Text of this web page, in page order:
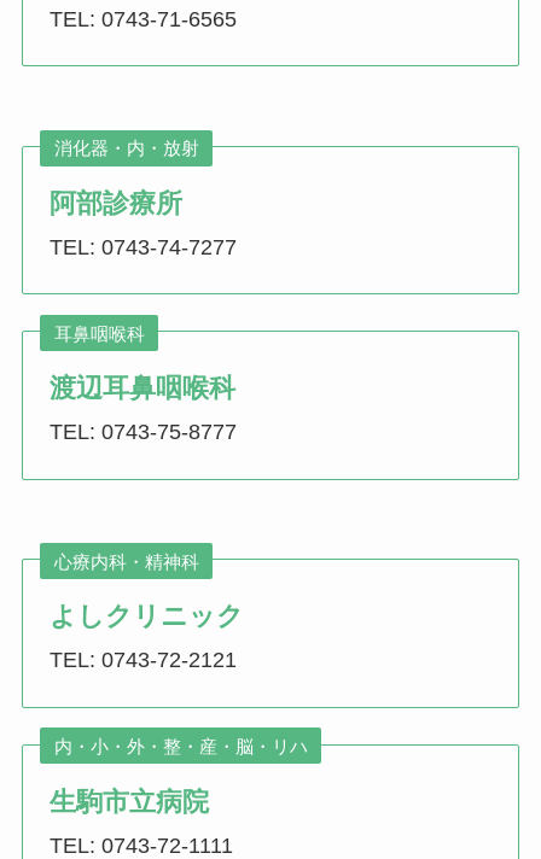
TEL: 0743-71-6565
消化器・内・放射
阿部診療所
TEL: 0743-74-7277
耳鼻咽喉科
渡辺耳鼻咽喉科
TEL: 0743-75-8777
心療内科・精神科
よしクリニック
TEL: 0743-72-2121
内・小・外・整・産・脳・リハ
生駒市立病院
TEL: 0743-72-1111